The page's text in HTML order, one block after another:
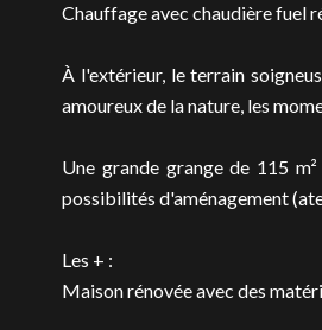
Chauffage avec chaudière fuel
À l'extérieur, le terrain
amoureux de la nature, les
Une grande grange de 115
possibilités d'aménagement
Les + :
Maison rénovée avec des